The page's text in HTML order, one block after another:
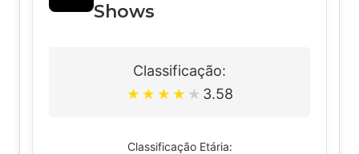
Shows
Classificação:
★ ★ ★ ★ ★ 3.58
Classificação Etária: